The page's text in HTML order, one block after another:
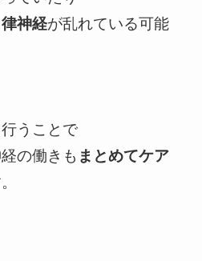
神経が乱れている可能
行うことで
の働きも まとめてケア